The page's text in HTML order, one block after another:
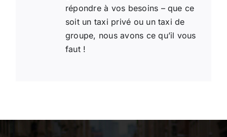
répondre à vos besoins – que ce
soit un taxi privé ou un taxi de
groupe, nous avons ce qu’il vous
faut !